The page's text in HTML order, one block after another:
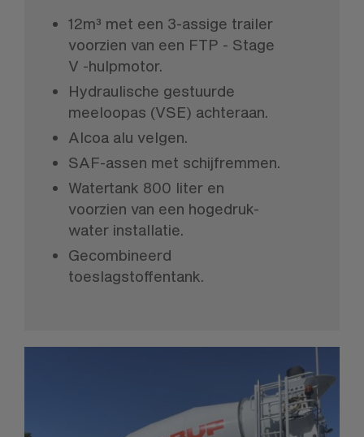
12m³ met een 3-assige trailer
voorzien van een FTP - Stage
V -hulpmotor.
Hydraulische gestuurde
meeloopas (VSE) achteraan.
Alcoa alu velgen.
SAF-assen met schijfremmen.
Watertank 800 liter en
voorzien van een hogedruk-
water installatie.
Gecombineerd
toeslagstoffentank.